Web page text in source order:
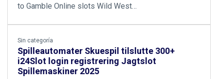
to Gamble Online slots Wild West…
Sin categoría
Spilleautomater Skuespil tilslutte 300+
i24Slot login registrering Jagtslot
Spillemaskiner 2025